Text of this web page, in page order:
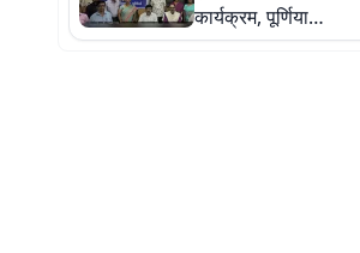
कार्यक्रम, पूर्णिया
विश्वविद्यालय VC का